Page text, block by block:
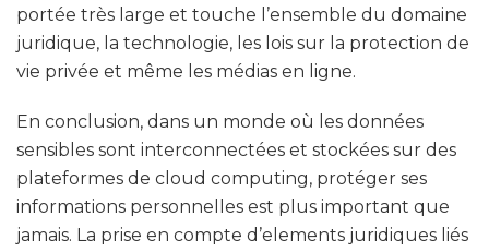
portée très large et touche l’ensemble du domaine
juridique, la technologie, les lois sur la protection de
vie privée et même les médias en ligne.
En conclusion, dans un monde où les données
sensibles sont interconnectées et stockées sur des
plateformes de cloud computing, protéger ses
informations personnelles est plus important que
jamais. La prise en compte d’elements juridiques liés